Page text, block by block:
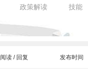
政策解读 技能
发布时间
阅读 / 回复